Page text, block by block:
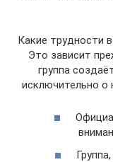
Какие трудности
Это зависит
группа
исключительно о